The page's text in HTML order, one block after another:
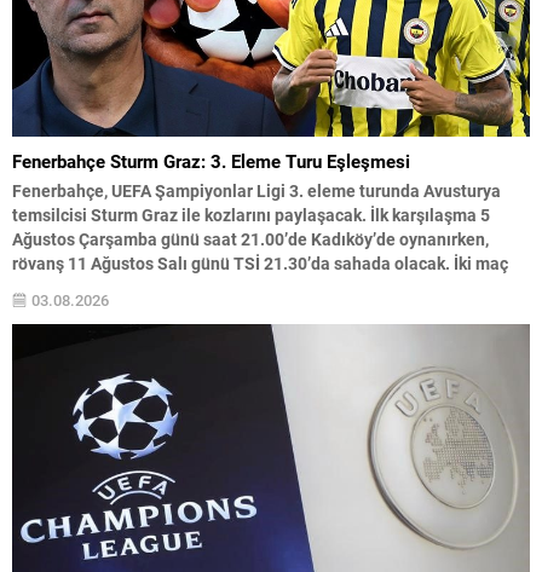
Fenerbahçe Sturm Graz: 3. Eleme Turu Eşleşmesi
Fenerbahçe, UEFA Şampiyonlar Ligi 3. eleme turunda Avusturya
temsilcisi Sturm Graz ile kozlarını paylaşacak. İlk karşılaşma 5
Ağustos Çarşamba günü saat 21.00’de Kadıköy’de oynanırken,
rövanş 11 Ağustos Salı günü TSİ 21.30’da sahada olacak. İki maç
eşleşmenin galibiyle karşılaşacak. Kura çekimi İsviçre’nin...
03.08.2026